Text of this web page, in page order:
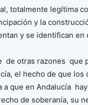
totalmente legítima
y la
y se identifican en
de otras razones que
el hecho de que
a que en Andalucía
de soberanía, su